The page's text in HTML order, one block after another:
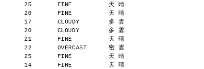
25       FINE          天 晴
20       FINE          天 晴
17       CLOUDY        多 雲
20       CLOUDY        多 雲
21       FINE          天 晴
22       OVERCAST      密 雲
25       FINE          天 晴
6       14       FINE          天 晴